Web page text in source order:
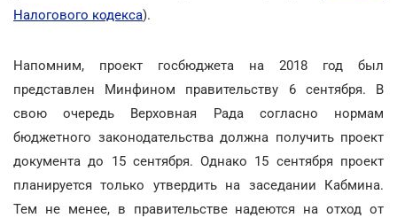
Налогового кодекса).
Напомним, проект госбюджета на 2018 год был
представлен Минфином правительству 6 сентября. В
свою очередь Верховная Рада согласно нормам
бюджетного законодательства должна получить проект
документа до 15 сентября. Однако 15 сентября проект
планируется только утвердить на заседании Кабмина.
Тем не менее, в правительстве надеются на отход от